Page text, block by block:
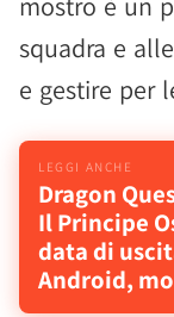
squadra e
e gestire per
Dragon
Il Principe
data di
Android,